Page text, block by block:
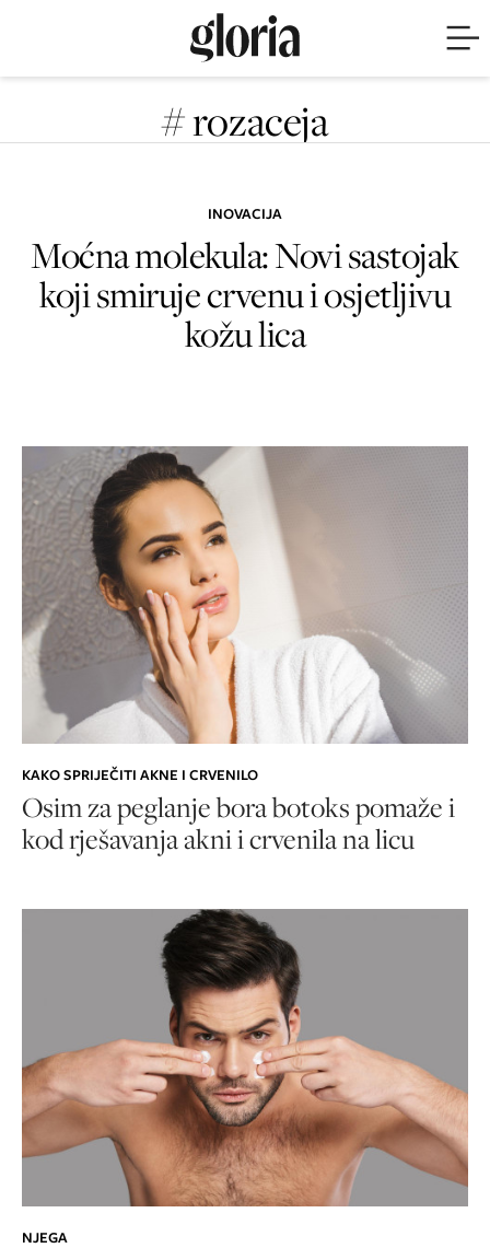
# rozaceja
INOVACIJA
Moćna molekula: Novi sastojak
koji smiruje crvenu i osjetljivu
kožu lica
KAKO SPRIJEČITI AKNE I CRVENILO
Osim za peglanje bora botoks pomaže i
kod rješavanja akni i crvenila na licu
NJEGA